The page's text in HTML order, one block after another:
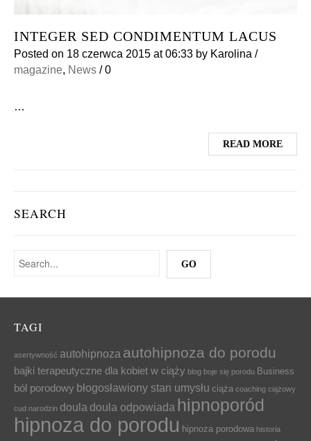
INTEGER SED CONDIMENTUM LACUS
Posted on 18 czerwca 2015 at 06:33 by Karolina /
magazine, News /0
…
READ MORE
SEARCH
TAGI
asertywność autohipnoza autohipnoza do porodu
bajki terapeutyczne dla kobiet w ciąży blog boje się porodu Business
ból porodowy błogosławiony stan umysłu ciąża coaching ciążowy
cud narodzin doula doula odpowiada hipnoporód
hipnoza do porodu hipnoza porodowa historia